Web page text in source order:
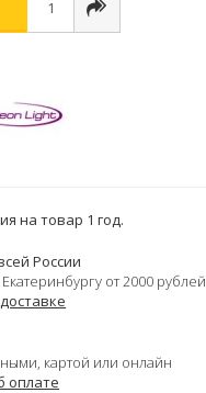
на товар 1 год.
России
от 2000 рублей
картой или онлайн
оплате